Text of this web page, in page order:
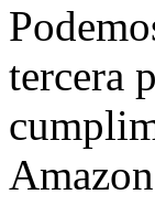
tercera